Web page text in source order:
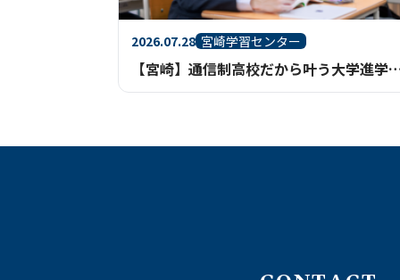
2026.07.28 宮崎学習センター
【宮崎】通信制高校だから叶う大学進学！合